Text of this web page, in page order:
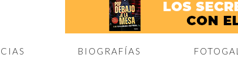
BIOGRAFÍAS